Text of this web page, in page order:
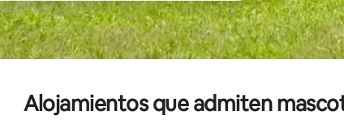
Alojamientos que admiten